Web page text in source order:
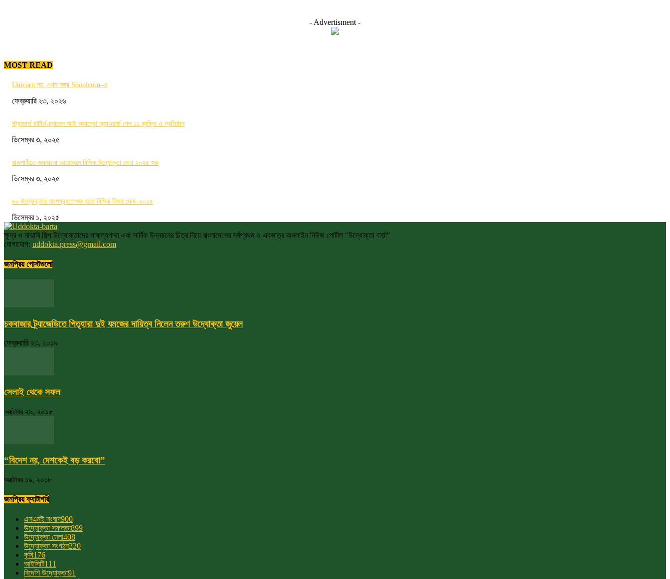
- Advertisment -
MOST READ
Unicorn নয়, এখন নজর Soonicorn–এ
ফেব্রুয়ারি ২৩, ২০২৬
স্ট্যান্ডার্ড চার্টার্ড-চ্যানেল আই অ্যাগ্রো অ্যাওয়ার্ড পেল ১১ ব্যক্তি ও প্রতিষ্ঠান
ডিসেম্বর ৩, ২০২৫
রাজশাহীতে জমকালো আয়োজনে বিসিক উদ্যোক্তা মেলা ২০২৫ শুরু
ডিসেম্বর ৩, ২০২৫
৬০ উদ্যোক্তার অংশগ্রহণে শুরু হলো বিসিক বিজয় মেলা–২০২৫
ডিসেম্বর ১, ২০২৫
ক্ষুদ্র ও মাঝারি শিল্প উদ্যোক্তাদের সাফল্যগাথা এবং সার্বিক উন্নয়নের চিত্র নিয়ে বাংলাদেশের সর্বপ্রথম ও একমাত্র অনলাইন নিউজ পোর্টাল "উদ্যোক্তা বার্তা"
যোগাযোগ: uddokta.press@gmail.com
জনপ্রিয় পোস্টগুলো
চকবাজার ট্র্যাজেডিতে পিতৃহারা দুই যমজের দায়িত্ব নিলেন তরুণ উদ্যোক্তা জুয়েল
ফেব্রুয়ারি ২৩, ২০১৯
সেলাই থেকে সফল
অক্টোবর ২৯, ২০১৮
“বিদেশ নয়, দেশকেই বড় করবো”
অক্টোবর ১৯, ২০১৮
জনপ্রিয় ক্যাটাগরি
এসএমই সংবাদ900
উদ্যোক্তা সফলতা899
উদ্যোক্তা মেলা408
উদ্যোক্তা সংগঠন220
কৃষি176
আইসিটি111
বিদেশি উদ্যোক্তা91